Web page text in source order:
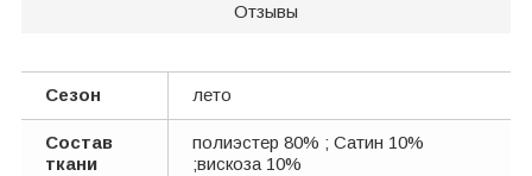
Отзывы
Сезон лето
Состав
ткани
полиэстер 80% ; Сатин 10%
;вискоза 10%